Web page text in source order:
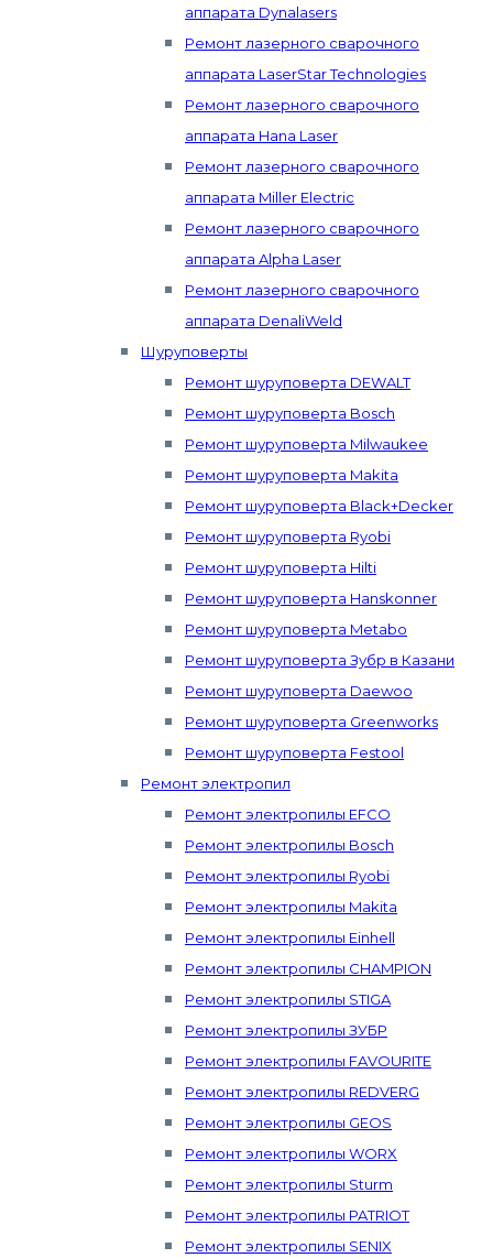
аппарата Dynalasers
Ремонт лазерного сварочного
аппарата LaserStar Technologies
Ремонт лазерного сварочного
аппарата Hana Laser
Ремонт лазерного сварочного
аппарата Miller Electric
Ремонт лазерного сварочного
аппарата Alpha Laser
Ремонт лазерного сварочного
аппарата DenaliWeld
Шуруповерты
Ремонт шуруповерта DEWALT
Ремонт шуруповерта Bosch
Ремонт шуруповерта Milwaukee
Ремонт шуруповерта Makita
Ремонт шуруповерта Black+Decker
Ремонт шуруповерта Ryobi
Ремонт шуруповерта Hilti
Ремонт шуруповерта Hanskonner
Ремонт шуруповерта Metabo
Ремонт шуруповерта Зубр в Казани
Ремонт шуруповерта Daewoo
Ремонт шуруповерта Greenworks
Ремонт шуруповерта Festool
Ремонт электропил
Ремонт электропилы EFCO
Ремонт электропилы Bosch
Ремонт электропилы Ryobi
Ремонт электропилы Makita
Ремонт электропилы Einhell
Ремонт электропилы CHAMPION
Ремонт электропилы STIGA
Ремонт электропилы ЗУБР
Ремонт электропилы FAVOURITE
Ремонт электропилы REDVERG
Ремонт электропилы GEOS
Ремонт электропилы WORX
Ремонт электропилы Sturm
Ремонт электропилы PATRIOT
Ремонт электропилы SENIX